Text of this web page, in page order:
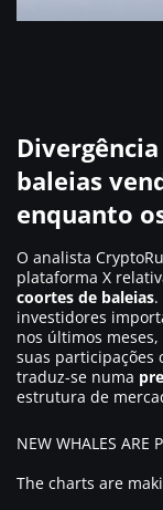
baleias
enquanto
O analista
plataforma X
coortes de baleias.
investidores
nos últimos
suas participações
traduz-se numa
estrutura de
NEW WHALES ARE
The charts are